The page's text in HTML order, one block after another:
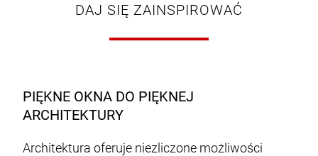
DAJ SIĘ ZAINSPIROWAĆ
PIĘKNE OKNA DO PIĘKNEJ
ARCHITEKTURY
Architektura oferuje niezliczone możliwości